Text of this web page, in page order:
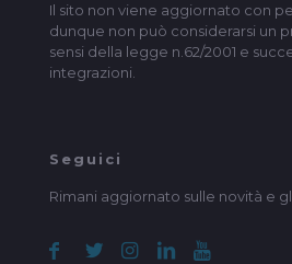
Il sito non viene aggiornato con
dunque non può considerarsi un
sensi della legge n.62/2001 e
integrazioni.
Seguici
Rimani aggiornato sulle novità e